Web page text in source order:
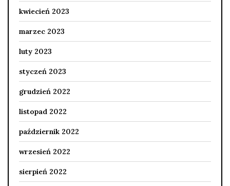
kwiecień 2023
marzec 2023
luty 2023
styczeń 2023
grudzień 2022
listopad 2022
październik 2022
wrzesień 2022
sierpień 2022